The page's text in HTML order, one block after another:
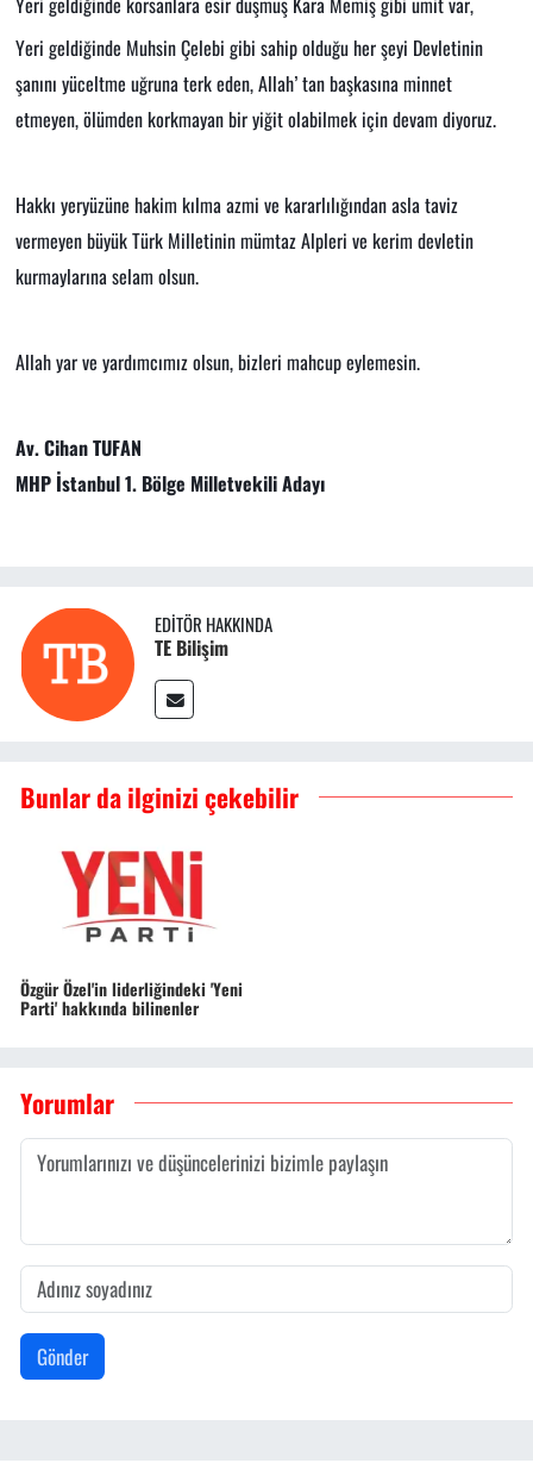
Yeri geldiğinde Muhsin Çelebi gibi sahip olduğu her şeyi Devletinin
şanını yüceltme uğruna terk eden, Allah’ tan başkasına minnet
etmeyen, ölümden korkmayan bir yiğit olabilmek için devam diyoruz.
Hakkı yeryüzüne hakim kılma azmi ve kararlılığından asla taviz
vermeyen büyük Türk Milletinin mümtaz Alpleri ve kerim devletin
kurmaylarına selam olsun.
Allah yar ve yardımcımız olsun, bizleri mahcup eylemesin.
Av. Cihan TUFAN
MHP İstanbul 1. Bölge Milletvekili Adayı
EDITÖR HAKKINDA
TE Bilişim
Bunlar da ilginizi çekebilir
Özgür Özel'in liderliğindeki 'Yeni
Parti' hakkında bilinenler
Yorumlar
Gönder